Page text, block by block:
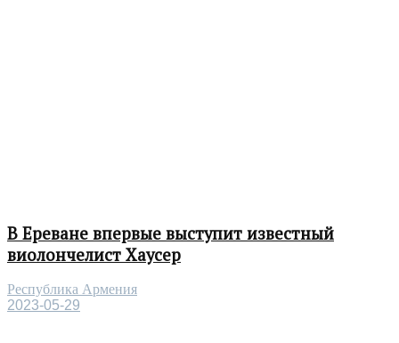
В Ереване впервые выступит известный
виолончелист Хаусер
Республика Армения
2023-05-29